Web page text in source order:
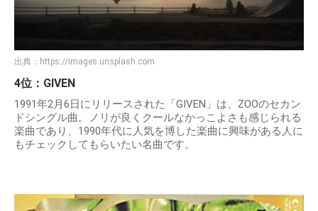
出典： https://images.unsplash.com
4位：GIVEN
1991年2月6日にリリースされた「GIVEN」は、ZOOのセカン
ドシングル曲。ノリが良くクールなかっこよさも感じられる
楽曲であり、1990年代に人気を博した楽曲に興味がある人に
もチェックしてもらいたい名曲です。